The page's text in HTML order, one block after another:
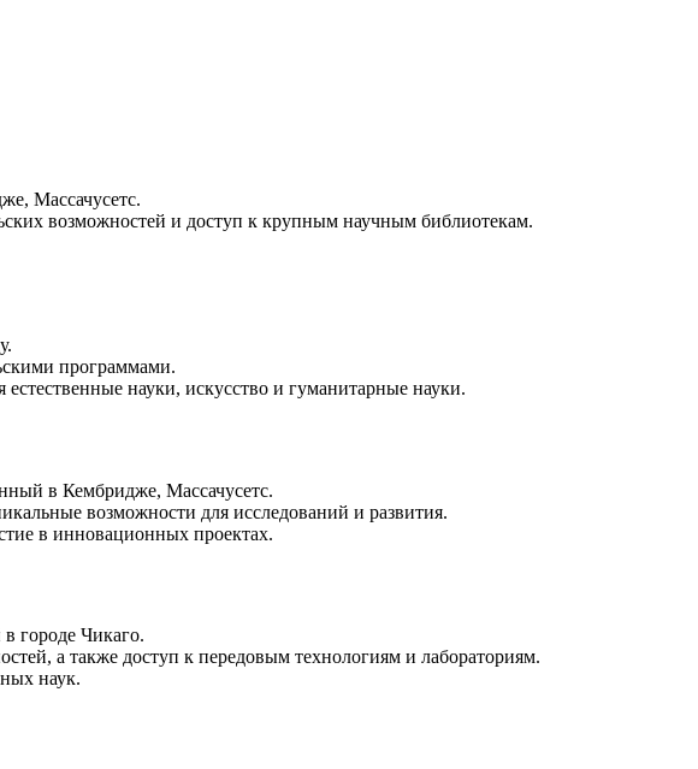
Массачусетс.
возможностей и доступ к крупным научным библиотекам.
программами.
науки, искусство и гуманитарные науки.
в Кембридже, Массачусетс.
возможности для исследований и развития.
в инновационных проектах.
городе Чикаго.
а также доступ к передовым технологиям и лабораториям.
наук.